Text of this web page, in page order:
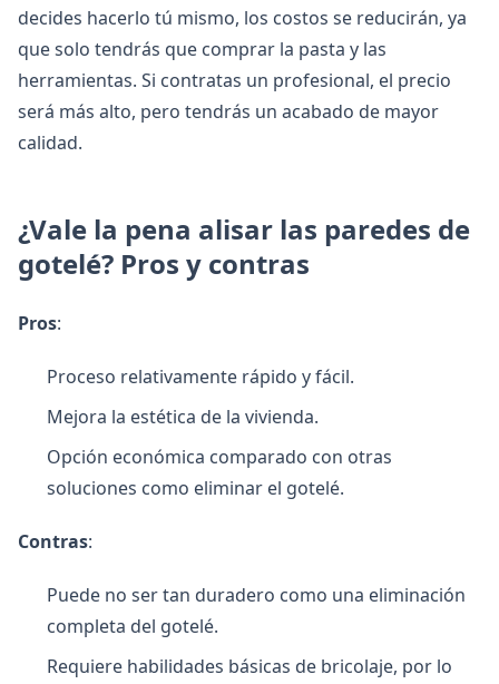
decides hacerlo tú mismo, los costos se reducirán, ya
que solo tendrás que comprar la pasta y las
herramientas. Si contratas un profesional, el precio
será más alto, pero tendrás un acabado de mayor
calidad.
¿Vale la pena alisar las paredes de
gotelé? Pros y contras
Pros:
Proceso relativamente rápido y fácil.
Mejora la estética de la vivienda.
Opción económica comparado con otras
soluciones como eliminar el gotelé.
Contras:
Puede no ser tan duradero como una eliminación
completa del gotelé.
Requiere habilidades básicas de bricolaje, por lo